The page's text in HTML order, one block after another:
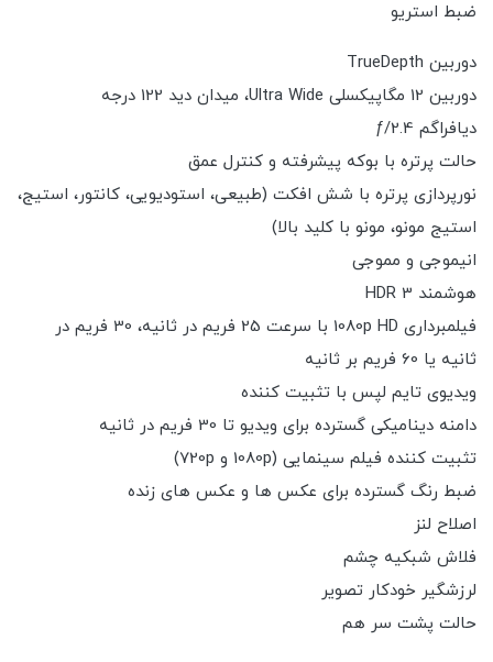
ضبط استریو
دوربین TrueDepth
دوربین 12 مگاپیکسلی Ultra Wide، میدان دید 122 درجه
دیافراگم ƒ/2.4
حالت پرتره با بوکه پیشرفته و کنترل عمق
نورپردازی پرتره با شش افکت (طبیعی، استودیویی، کانتور، استیج،
استیج مونو، مونو با کلید بالا)
انیموجی و مموجی
هوشمند HDR 3
فیلمبرداری 1080p HD با سرعت 25 فریم در ثانیه، 30 فریم در
ثانیه یا 60 فریم بر ثانیه
ویدیوی تایم لپس با تثبیت کننده
دامنه دینامیکی گسترده برای ویدیو تا 30 فریم در ثانیه
تثبیت کننده فیلم سینمایی (1080p و 720p)
ضبط رنگ گسترده برای عکس ها و عکس های زنده
اصلاح لنز
فلاش شبکیه چشم
لرزشگیر خودکار تصویر
حالت پشت سر هم